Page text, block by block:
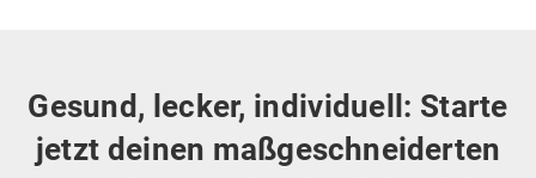
Gesund, lecker, individuell: Starte
jetzt deinen maßgeschneiderten